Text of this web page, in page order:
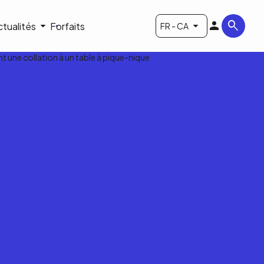
Forfaits FR - CA